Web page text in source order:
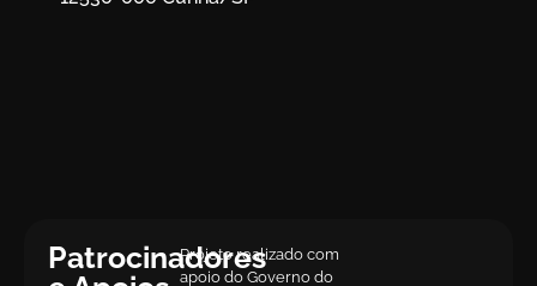
Patrocinadores
Projeto realizado com
apoio do Governo do